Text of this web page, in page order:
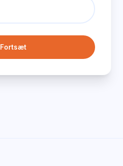
Fortsæt